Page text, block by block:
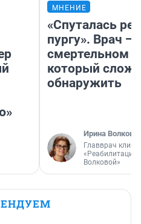
МНЕНИЕ
«Спуталась
пургу». Врач —
смертельном
который
обнаружить
Ирина Волкова
Главврач
«Реабилитация
Волковой»